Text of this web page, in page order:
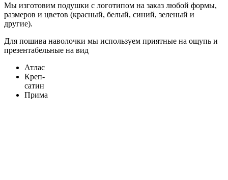
Мы изготовим подушки с логотипом на заказ любой формы,
размеров и цветов (красный, белый, синий, зеленый и
другие).
Для пошива наволочки мы используем приятные на ощупь и
презентабельные на вид
Атлас
Креп-
сатин
Прима